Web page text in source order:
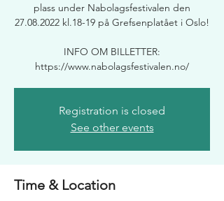
plass under Nabolagsfestivalen den
27.08.2022 kl.18-19 på Grefsenplatået i Oslo!
INFO OM BILLETTER:
https://www.nabolagsfestivalen.no/
Registration is closed
See other events
Time & Location